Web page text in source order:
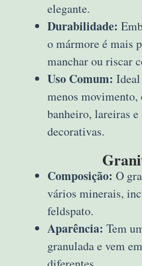
elegante.
Durabilidade:
o mármore é mais
manchar ou riscar
Uso Comum:
menos movimento,
banheiro, lareiras e
decorativas.
Composição: O
vários minerais,
feldspato.
Aparência: Tem
granulada e vem